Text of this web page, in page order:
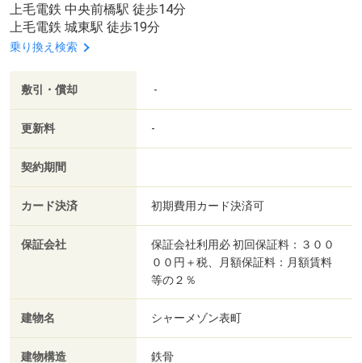
上毛電鉄 中央前橋駅 徒歩14分
上毛電鉄 城東駅 徒歩19分
乗り換え検索
敷引・償却 -
更新料 -
契約期間
カード決済 初期費用カード決済可
保証会社
保証会社利用必 初回保証料：３００
００円＋税、月額保証料：月額賃料
等の２％
建物名 シャーメゾン表町
建物構造 鉄骨